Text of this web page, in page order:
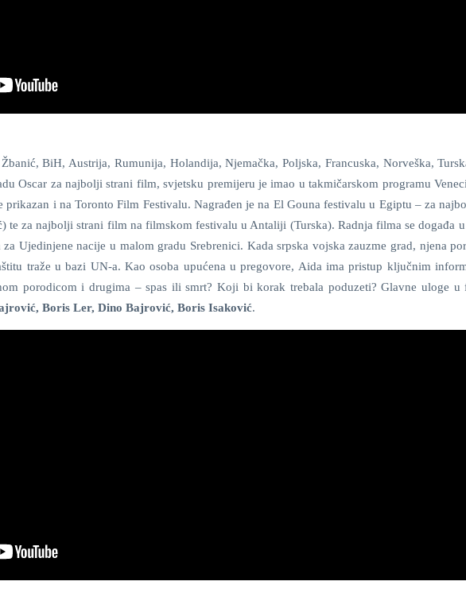
BiH, Austrija, Rumunija, Holandija, Njemačka, Poljska, Francuska, Norveška,
Oscar za najbolji strani film, svjetsku premijeru je imao u takmičarskom programu
prikazan i na Toronto Film Festivalu. Nagrađen je na El Gouna festivalu u Egiptu – za
) te za najbolji strani film na filmskom festivalu u Antaliji (Turska). Radnja filma se događa
Ujedinjene nacije u malom gradu Srebrenici. Kada srpska vojska zauzme grad, njena
traže u bazi UN-a. Kao osoba upućena u pregovore, Aida ima pristup ključnim
porodicom i drugima – spas ili smrt? Koji bi korak trebala poduzeti? Glavne uloge u
Boris Ler, Dino Bajrović, Boris Isaković.